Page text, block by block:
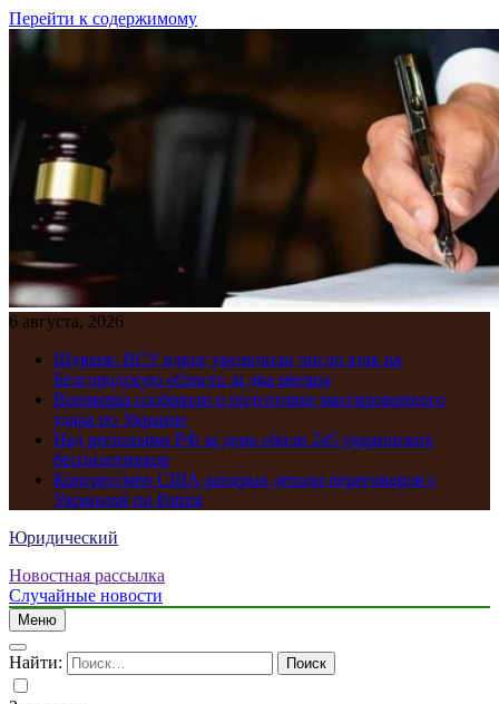
Перейти к содержимому
6 августа, 2026
Шуваев: ВСУ вдвое увеличили число атак на
Белгородскую область за два месяца
Военкоры сообщили о подготовке массированного
удара по Украине
Над регионами РФ за день сбили 245 украинских
беспилотников
Конгрессмен США раскрыл детали переговоров с
Украиной по Patriot
Юридический
Новостная рассылка
Случайные новости
Меню
Найти: